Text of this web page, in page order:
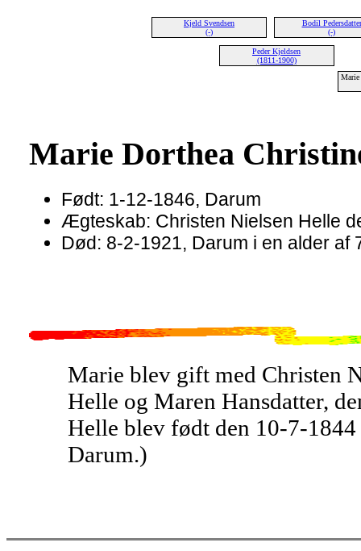
Kjeld Svendsen
(-)
Bodil Pedersdatter
(-)
Peder Kjeldsen
(1811-1900)
Marie
Marie Dorthea
Født: 1-12-1846, Darum
Ægteskab: Christen Nielsen Helle
Død: 8-2-1921, Darum i en alder af
Marie blev gift med Christen
Helle og Maren Hansdatter,
Helle blev født den 10-7-
Darum.)